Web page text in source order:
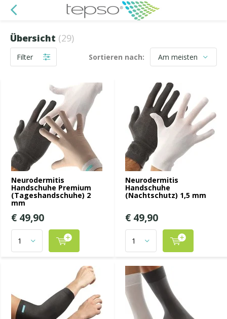
Übersicht (29)
Filter Sortieren nach:
Neurodermitis
Handschuhe Premium
(Tageshandschuhe) 2
mm
€ 49,90
Neurodermitis
Handschuhe
(Nachtschutz) 1,5 mm
€ 49,90